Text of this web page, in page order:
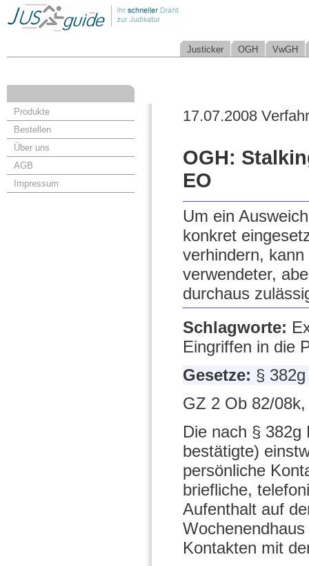
Justicker OGH VwGH
Produkte
Bestellen
Über uns
AGB
Impressum
17.07.2008
OGH:
EO
Um ein
konkret
verhindern,
verwendeter,
durchaus
Schlagworte:
Eingriffen in die
Gesetze: §
GZ 2 Ob 82/
Die nach §
bestätigte)
persönliche
briefliche,
Aufenthalt auf
Kontakten mit